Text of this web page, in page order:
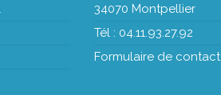
34070 Montpellier
Tél : 04.11.93.27.92
Formulaire de contact